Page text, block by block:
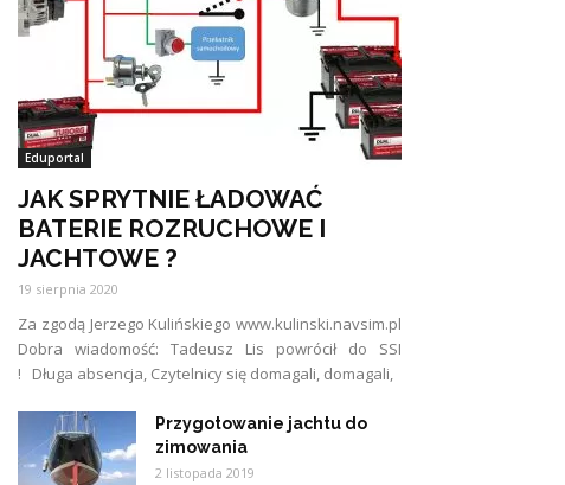
Eduportal
JAK SPRYTNIE ŁADOWAĆ
BATERIE ROZRUCHOWE I
JACHTOWE ?
19 sierpnia 2020
Za zgodą Jerzego Kulińskiego www.kulinski.navsim.pl
Dobra wiadomość: Tadeusz Lis powrócił do SSI
! Długa absencja, Czytelnicy się domagali, domagali,
Przygotowanie jachtu do
zimowania
2 listopada 2019